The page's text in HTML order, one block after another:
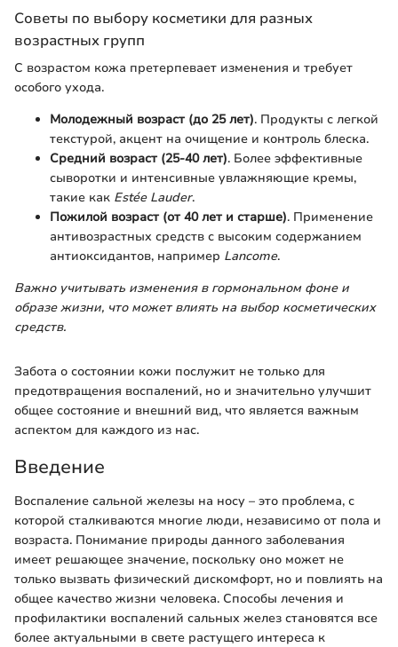
Советы по выбору косметики для разных
возрастных групп
С возрастом кожа претерпевает изменения и требует
особого ухода.
Молодежный возраст (до 25 лет). Продукты с легкой
текстурой, акцент на очищение и контроль блеска.
Средний возраст (25-40 лет). Более эффективные
сыворотки и интенсивные увлажняющие кремы,
такие как Estée Lauder.
Пожилой возраст (от 40 лет и старше). Применение
антивозрастных средств с высоким содержанием
антиоксидантов, например Lancome.
Важно учитывать изменения в гормональном фоне и
образе жизни, что может влиять на выбор косметических
средств.
Забота о состоянии кожи послужит не только для
предотвращения воспалений, но и значительно улучшит
общее состояние и внешний вид, что является важным
аспектом для каждого из нас.
Введение
Воспаление сальной железы на носу – это проблема, с
которой сталкиваются многие люди, независимо от пола и
возраста. Понимание природы данного заболевания
имеет решающее значение, поскольку оно может не
только вызвать физический дискомфорт, но и повлиять на
общее качество жизни человека. Способы лечения и
профилактики воспалений сальных желез становятся все
более актуальными в свете растущего интереса к